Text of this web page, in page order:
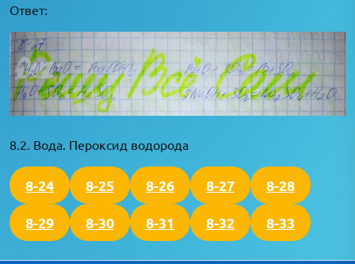
Ответ:
8.2. Вода. Пероксид водорода
8-24 8-25 8-26 8-27 8-28
8-29 8-30 8-31 8-32 8-33